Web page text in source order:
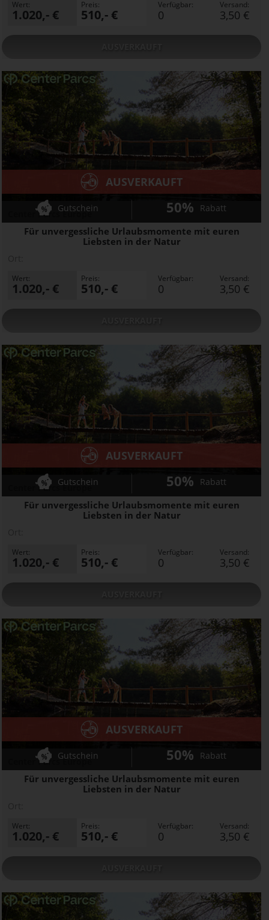
Wert:
1.020,- €
Preis:
510,- €
Verfügbar:
0
Versand:
3,50 €
Center Parcs Europe
Für unvergessliche Urlaubsmomente mit euren
Liebsten in der Natur
AUSVERKAUFT
Gutschein 50% Rabatt
Wert:
1.020,- €
Preis:
510,- €
Verfügbar:
0
Versand:
3,50 €
Center Parcs Europe
Für unvergessliche Urlaubsmomente mit euren
Liebsten in der Natur
AUSVERKAUFT
Gutschein 50% Rabatt
Wert:
1.020,- €
Preis:
510,- €
Verfügbar:
0
Versand:
3,50 €
Center Parcs Europe
Für unvergessliche Urlaubsmomente mit euren
Liebsten in der Natur
AUSVERKAUFT
Gutschein 50% Rabatt
Wert:
1.020,- €
Preis:
510,- €
Verfügbar:
0
Versand:
3,50 €